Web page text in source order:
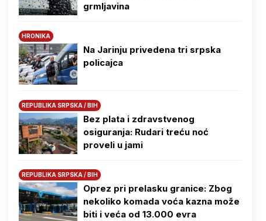
grmljavina
HRONIKA
Na Јarinju privedena tri srpska
policajca
REPUBLIKA SRPSKA / BIH
Bez plata i zdravstvenog
osiguranja: Rudari treću noć
proveli u jami
REPUBLIKA SRPSKA / BIH
Oprez pri prelasku granice: Zbog
nekoliko komada voća kazna može
biti i veća od 13.000 evra